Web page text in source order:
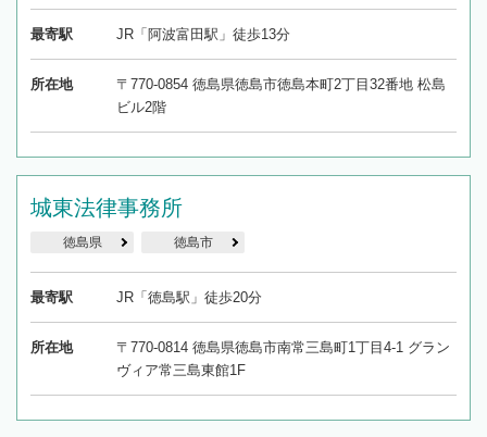
最寄駅 JR「阿波富田駅」徒歩13分
所在地
〒770-0854 徳島県徳島市徳島本町2丁目32番地 松島
ビル2階
城東法律事務所
徳島県 徳島市
最寄駅 JR「徳島駅」徒歩20分
所在地
〒770-0814 徳島県徳島市南常三島町1丁目4-1 グラン
ヴィア常三島東館1F